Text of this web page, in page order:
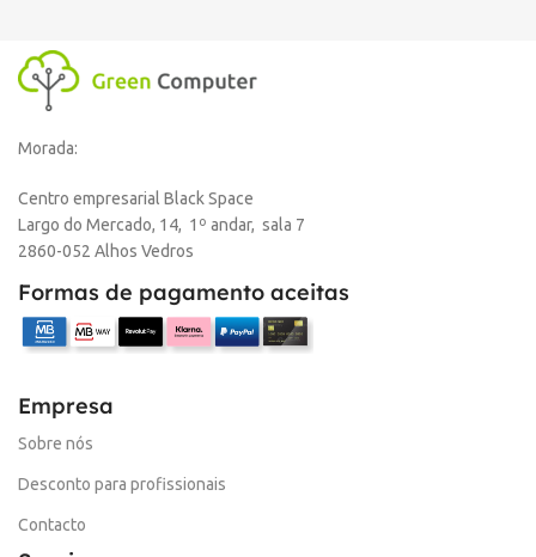
Morada:
Centro empresarial Black Space
Largo do Mercado, 14, 1º andar, sala 7
2860-052 Alhos Vedros
Formas de pagamento aceitas
Empresa
Sobre nós
Desconto para profissionais
Contacto